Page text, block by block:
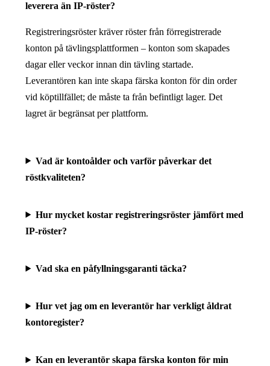
leverera än IP-röster?
Registreringsröster kräver röster från förregistrerade
konton på tävlingsplattformen – konton som skapades
dagar eller veckor innan din tävling startade.
Leverantören kan inte skapa färska konton för din order
vid köptillfället; de måste ta från befintligt lager. Det
lagret är begränsat per plattform.
Vad är kontoålder och varför påverkar det
röstkvaliteten?
Hur mycket kostar registreringsröster jämfört med
IP-röster?
Vad ska en påfyllningsgaranti täcka?
Hur vet jag om en leverantör har verkligt åldrat
kontoregister?
Kan en leverantör skapa färska konton för min